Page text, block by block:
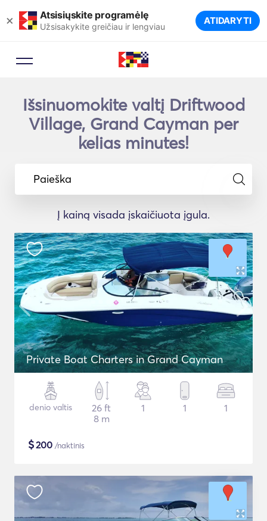
× Atsisiųskite programėlę
Užsisakykite greičiau ir lengviau ATIDARYTI
Išsinuomokite valtį Driftwood
Village, Grand Cayman per
kelias minutes!
Paieška
Į kainą visada įskaičiuota įgula.
Private Boat Charters in Grand Cayman
denio valtis
26 ft
8 m
1 1 1
$200 /naktinis